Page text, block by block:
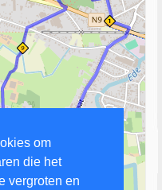
om
die het
vergroten en